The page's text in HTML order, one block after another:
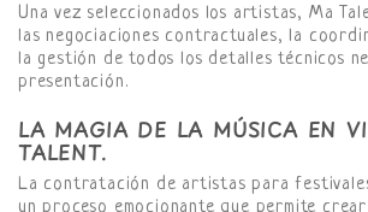
Una vez seleccionados los artistas, Ma
las negociaciones contractuales, la
la gestión de todos los detalles técnicos
presentación.
LA MAGIA DE LA MÚSICA EN
TALENT.
La contratación de artistas para